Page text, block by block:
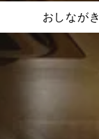
おしながき